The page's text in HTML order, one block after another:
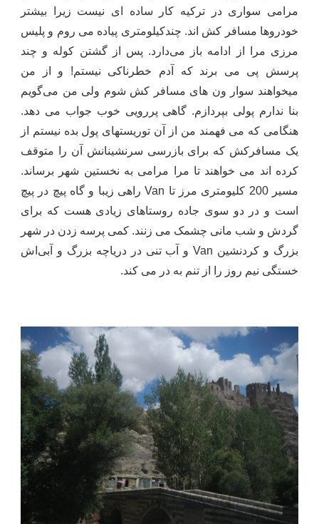
مرامی سواری در ترکیه کار ساده ای نیست زیرا بیشتر
خودروها مسافر کش اند. چندکیلومتری پیاده می روم و پلیس
مرزی مرا از ادامه باز می‌دارد. پس از گشتن کوله و چند
پرسش پی می برند که آدم خطرناکی نیستم! و از من
میخواهند سوار ون های مسافر کش شوم ولی من می‌گویم
بنا ندارم پولی بپردازم. گاهی پررویی خوب جواب می دهد.
هنگامی که می فهمند من از آن توریستهای پول بده نیستم از
یک مسافرکش که برای بازرسی سرنشینانش آن را متوقف
کرده اند می خواهند تا مرا مرامی به نخستین شهر برساند.
مسیر 200 کلیومتری مرز تا
Vanراهی زیبا و گاه پیچ در پیچ
است و در دو سوی جاده روستاهای زیادی هست که برای
گردش و شب مانی چشمک می زنند. کمی پرسه زدن در شهر
بزرگ و کردنشین Van و آب تنی در دریاچه بزرگ و آبی‌اش
خستگی نیم روز را از تنم به در می کند.